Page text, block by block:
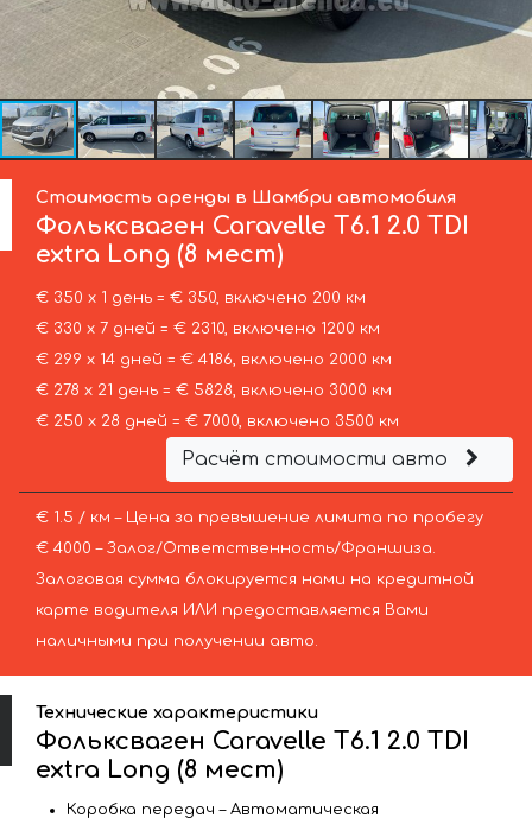
Стоимость аренды в Шамбри автомобиля
Фольксваген Caravelle T6.1 2.0 TDI
extra Long (8 мест)
€ 350 х 1 день = € 350, включено 200 км
€ 330 х 7 дней = € 2310, включено 1200 км
€ 299 х 14 дней = € 4186, включено 2000 км
€ 278 х 21 день = € 5828, включено 3000 км
€ 250 х 28 дней = € 7000, включено 3500 км
Расчёт стоимости авто
€ 1.5 / км – Цена за превышение лимита по пробегу
€ 4000 – Залог/Ответственность/Франшиза.
Залоговая сумма блокируется нами на кредитной
карте водителя ИЛИ предоставляется Вами
наличными при получении авто.
Технические характеристики
Фольксваген Caravelle T6.1 2.0 TDI
extra Long (8 мест)
Коробка передач – Автоматическая